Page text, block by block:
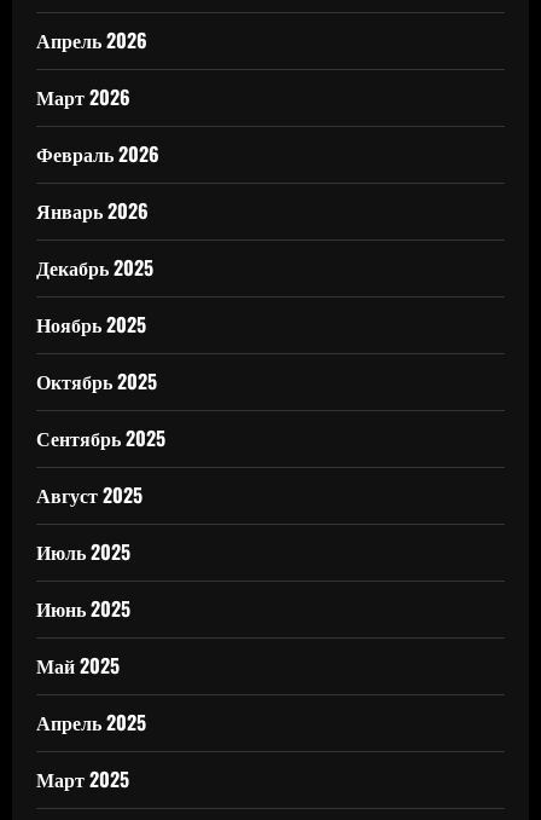
Апрель 2026
Март 2026
Февраль 2026
Январь 2026
Декабрь 2025
Ноябрь 2025
Октябрь 2025
Сентябрь 2025
Август 2025
Июль 2025
Июнь 2025
Май 2025
Апрель 2025
Март 2025